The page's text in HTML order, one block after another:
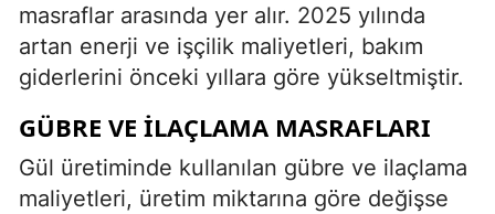
masraflar arasında yer alır. 2025 yılında
artan enerji ve işçilik maliyetleri, bakım
giderlerini önceki yıllara göre yükseltmiştir.
GÜBRE VE İLAÇLAMA MASRAFLARI
Gül üretiminde kullanılan gübre ve ilaçlama
maliyetleri, üretim miktarına göre değişse